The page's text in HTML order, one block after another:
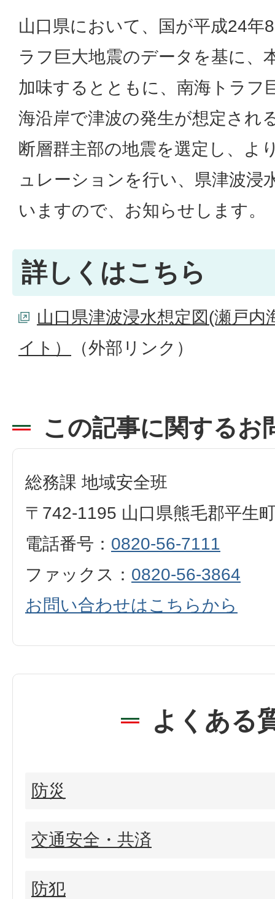
山口県において、国が平成24年
ラフ巨大地震のデータを基に、
加味するとともに、南海トラフ
海沿岸で津波の発生が想定され
断層群主部の地震を選定し、よ
ュレーションを行い、県津波浸
いますので、お知らせします。
詳しくはこちら
山口県津波浸水想定図(瀬戸内
イト）
（外部リンク）
この記事に関するお
総務課 地域安全班
〒742-1195 山口県熊毛郡平生
電話番号： 0820-56-7111
ファックス： 0820-56-3864
お問い合わせはこちらから
よくある
防災
交通安全・共済
防犯